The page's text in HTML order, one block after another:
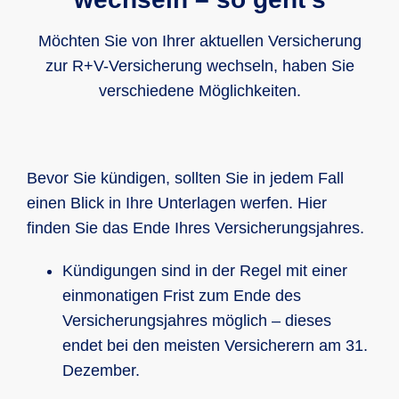
zum Tragen kommt. Sie ist in allen Kfz-
Haftpflichtversicherungstarifen der R+V
enthalten.
Mit diesem geringen Jahresbeitrag
profitieren Sie unterwegs sowohl in
Deutschland als auch im europäischen
Ausland im Falle einer Panne, eines
bei derPannenhilfe und Abschleppen
sowie einem Mietwagen als
Ersatzfahrzeugfür die Dauer der
Reparatur.
Auch ein Reiseschutzbrief ist enthalten,
der Leistungen wie
Krankenrücktransport oder die
Vermittlung ärztlicher Betreuung
Möchten Sie von Ihrer aktuellen Versicherung
zur R+V-Versicherung wechseln, haben Sie
verschiedene Möglichkeiten.
Bevor Sie kündigen, sollten Sie in jedem Fall
einen Blick in Ihre Unterlagen werfen. Hier
finden Sie das Ende Ihres Versicherungsjahres.
Kündigungen sind in der Regel mit einer
einmonatigen Frist zum Ende des
Versicherungsjahres möglich – dieses
endet bei den meisten Versicherern am 31.
Dezember.